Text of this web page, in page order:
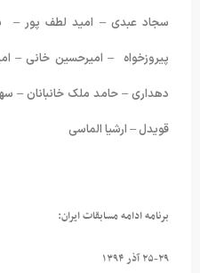
سجاد عبدی – امید لطف پور –
پیروزخواه – امیرحسین خانی –
دهداری – حامد ملک خانبانان –
قویدل – ارشیا الماسی
برنامه ادامه مسابقات ایران:
۲۵-۲۹ آذر ۱۳۹۴